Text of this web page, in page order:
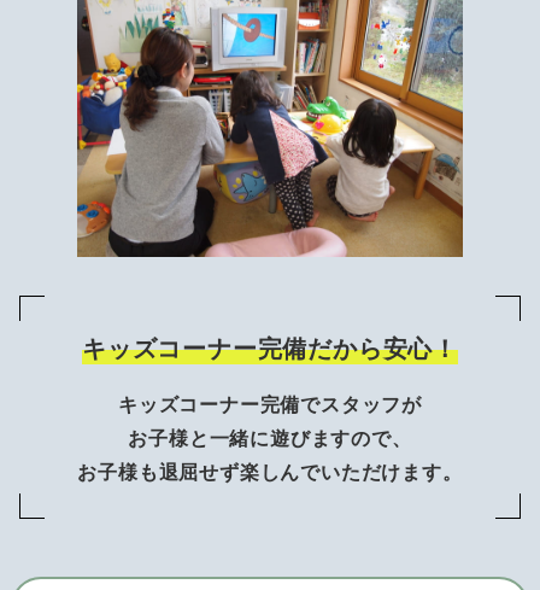
キッズコーナー完備だから安心！
キッズコーナー完備でスタッフが
お子様と一緒に遊びますので、
お子様も退屈せず楽しんでいただけます。